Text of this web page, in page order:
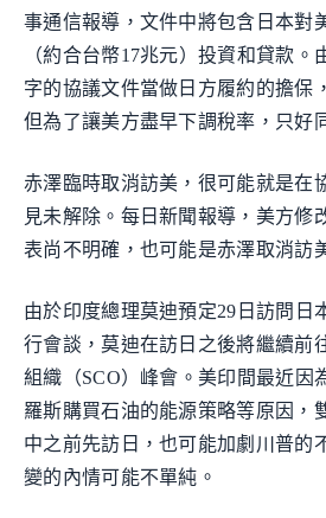
事通信報導，文件中將包含日本對
（約合台幣17兆元）投資和貸款。
字的協議文件當做日方履約的擔保
但為了讓美方盡早下調稅率，只好
赤澤臨時取消訪美，很可能就是在
見未解除。每日新聞報導，美方修
表尚不明確，也可能是赤澤取消訪
由於印度總理莫迪預定29日訪問日
行會談，莫迪在訪日之後將繼續前
組織（SCO）峰會。美印間最近因
羅斯購買石油的能源策略等原因，
中之前先訪日，也可能加劇川普的
變的內情可能不單純。